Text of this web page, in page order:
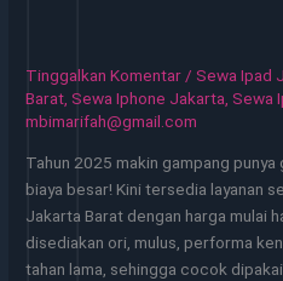
Sari
Jakbar
50
Ribu
24
Jam
Tinggalkan Komentar / Sewa Ipad
Barat Sewa Iphone Jakarta Sewa
mbimarifah@gmail.com
Tahun 2025 makin gampang
biaya besar! Kini tersedia layanan
Jakarta Barat dengan harga mulai
disediakan ori, mulus, performa
tahan lama, sehingga cocok